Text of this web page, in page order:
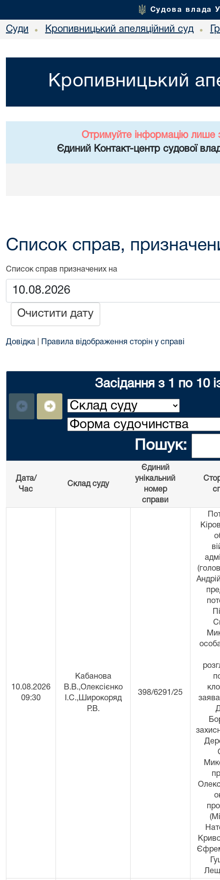
Судова влада
Суди • Кропивницький апеляційний суд •
Кропивницький
Отримуйте інформацію лише
Єдиний Контакт-центр судової
Список справ,
Список справ призначених на
Очистити дату
Довідка Правила відображення сторін у справі
Засідання з 1 по 10
Пошук:
Дата/
Час
Склад суду
Єдиний
унікальний
номер
справи
10.08.2026
09:30
Кабанова
В.В.,Олексієнко
І.С.,Широкоряд
Р.В.
398/6291/25